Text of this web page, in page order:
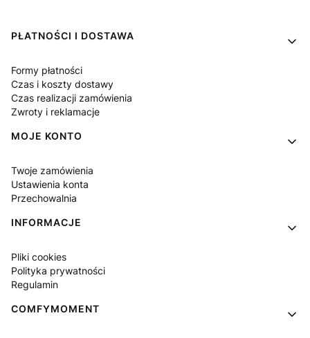
Linki w stopce
PŁATNOŚCI I DOSTAWA
Formy płatności
Czas i koszty dostawy
Czas realizacji zamówienia
Zwroty i reklamacje
MOJE KONTO
Twoje zamówienia
Ustawienia konta
Przechowalnia
INFORMACJE
Pliki cookies
Polityka prywatności
Regulamin
COMFYMOMENT